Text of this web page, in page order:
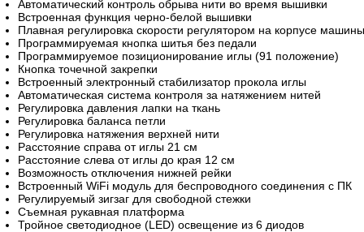
Автоматический контроль обрыва нити во время вышивки
Встроенная функция черно-белой вышивки
Плавная регулировка скорости регулятором на корпусе машины
Программируемая кнопка шитья без педали
Программируемое позиционирование иглы (91 положение)
Кнопка точечной закрепки
Встроенный электронный стабилизатор прокола иглы
Автоматическая система контроля за натяжением нитей
Регулировка давления лапки на ткань
Регулировка баланса петли
Регулировка натяжения верхней нити
Расстояние справа от иглы 21 см
Расстояние слева от иглы до края 12 см
Возможность отключения нижней рейки
Встроенный WiFi модуль для беспроводного соединения с ПК
Регулируемый зигзаг для свободной стежки
Съемная рукавная платформа
Тройное светодиодное (LED) освещение из 6 диодов